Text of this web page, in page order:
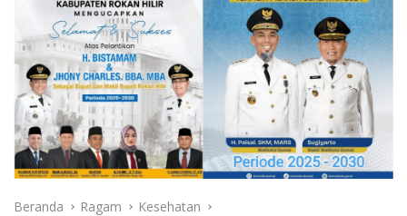
Beranda Ragam Kesehatan